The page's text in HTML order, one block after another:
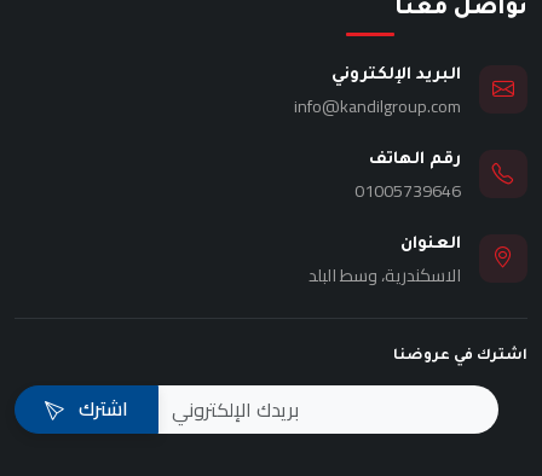
تواصل معنا
البريد الإلكتروني
info@kandilgroup.com
رقم الهاتف
01005739646
العنوان
الاسكندرية، وسط البلد
اشترك في عروضنا
اشترك